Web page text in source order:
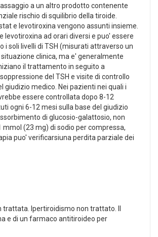
a un altro prodotto contenente
rischio di squilibrio della tiroide.
e levotiroxina vengono assunti insieme.
ad orari diversi e puo' essere
i soli livelli di TSH (misurati attraverso un
clinica, ma e' generalmente
il trattamento in seguito a
del TSH e visite di controllo
giudizio medico. Nei pazienti nei quali i
essere controllata dopo 8-12
ogni 6-12 mesi sulla base del giudizio
di glucosio-galattosio, non
(23 mg) di sodio per compressa,
puo' verificarsiuna perdita parziale dei
trattata. Ipertiroidismo non trattato. Il
e di un farmaco antitiroideo per